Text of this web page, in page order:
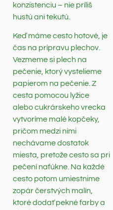
konzistenciu – nie príliš
hustú ani tekutú.
Keď máme cesto hotové, je
čas na prípravu plechov.
Vezmeme si plech na
pečenie, ktorý vystelieme
papierom na pečenie. Z
cesta pomocou lyžice
alebo cukrárskeho vrecka
vytvoríme malé kopčeky,
pričom medzi nimi
nechávame dostatok
miesta, pretože cesto sa pri
pečení nafúkne. Na každé
cesto potom umiestnime
zopár čerstvých malín,
ktoré dodať pekné farby a